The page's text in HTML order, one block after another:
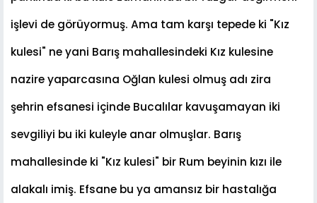
işlevi de görüyormuş. Ama tam karşı tepede ki "Kız
kulesi" ne yani Barış mahallesindeki Kız kulesine
nazire yaparcasına Oğlan kulesi olmuş adı zira
şehrin efsanesi içinde Bucalılar kavuşamayan iki
sevgiliyi bu iki kuleyle anar olmuşlar. Barış
mahallesinde ki "Kız kulesi" bir Rum beyinin kızı ile
alakalı imiş. Efsane bu ya amansız bir hastalığa